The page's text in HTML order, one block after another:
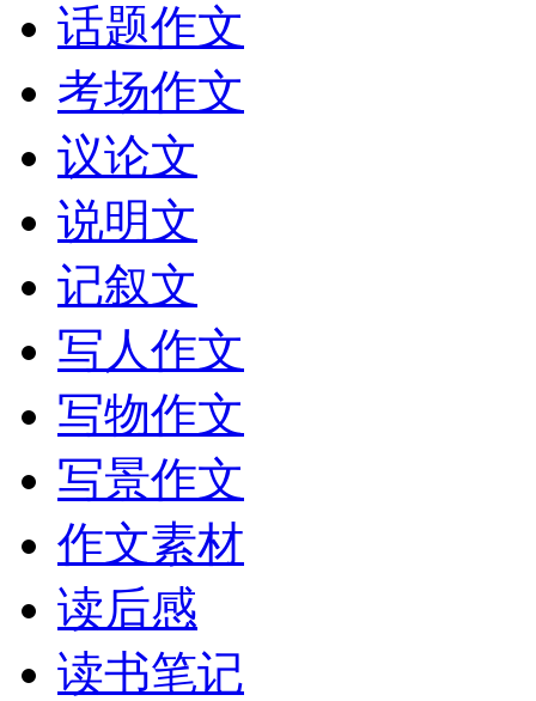
话题作文
考场作文
议论文
说明文
记叙文
写人作文
写物作文
写景作文
作文素材
读后感
读书笔记